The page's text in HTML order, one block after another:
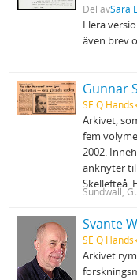
Del avSara
Flera
även brev
Gunnar
SE Q
Arkivet,
fem
2002.
anknyter
Skellefteå.
Sundwall,
Svante
SE Q
Arkivet